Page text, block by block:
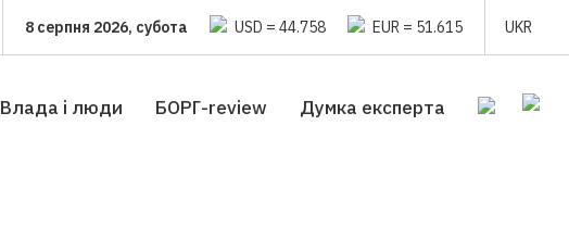
8 серпня 2026, субота USD = 44.758 EUR = 51.615 UKR
Влада i люди БОРГ-review Думка експерта